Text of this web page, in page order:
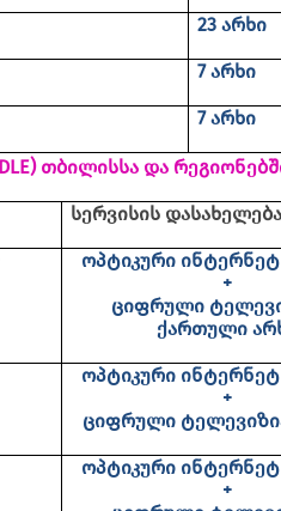
23 არხი
7 არხი
7 არხი
თბილისსა და
სერვისის
ოპტიკური
+
ციფრული
ქართული
ოპტიკური
+
ციფრული
ოპტიკური
+